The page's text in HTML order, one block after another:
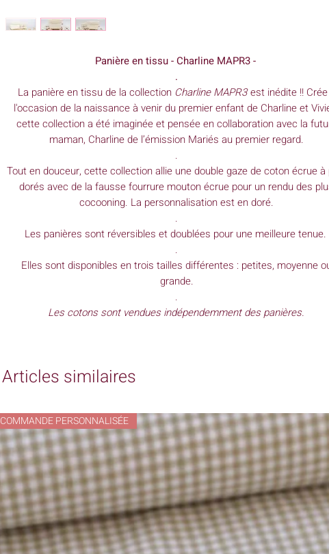
Panière en tissu - Charline MAPR3 -
.
La panière en tissu de la collection Charline MAPR3est inédite !!
l'occasion de la naissance à venir du premier enfant de Charline et
cette collection a été imaginée et pensée en collaboration avec la
maman, Charline de l’émission Mariés au premier regard.
.
Tout en douceur, cette collection allie une double gaze de coton écrue à
dorés avec de la fausse fourrure mouton écrue pour un rendu des
cocooning. La personnalisation est en doré.
.
Les panières sont réversibles et doublées pour une meilleure tenue.
.
Elles sont disponibles en trois tailles différentes : petites, moyenne
grande.
.
Les cotons sont vendues indépendemment des panières.
Articles similaires
COMMANDE PERSONNALISÉE